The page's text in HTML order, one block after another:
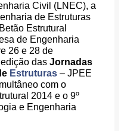
Civil (LNEC), a
de Estruturas
Estrutural
de Engenharia
26 e 28 de
edição dasJornadas
Estruturas – JPEE
com o
2014 e o 9º
e Engenharia